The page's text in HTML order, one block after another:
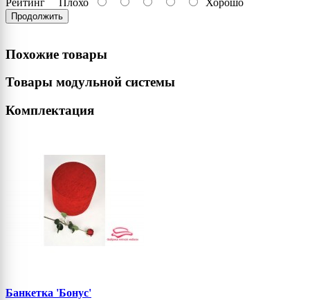
Рейтинг Плохо Хорошо
Продолжить
Похожие товары
Товары модульной системы
Комплектация
Банкетка 'Бонус'